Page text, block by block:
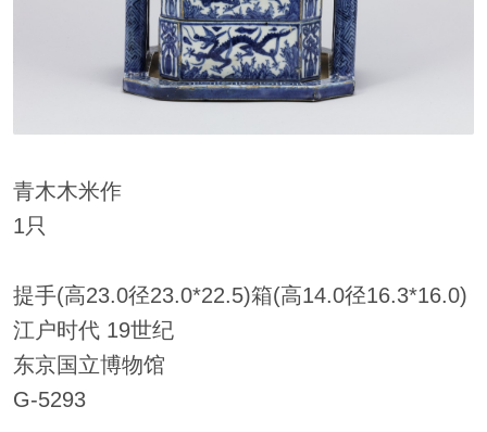
青木木米作
1只
提手(高23.0径23.0*22.5)箱(高14.0径16.3*16.0)
江户时代 19世纪
东京国立博物馆
G-5293